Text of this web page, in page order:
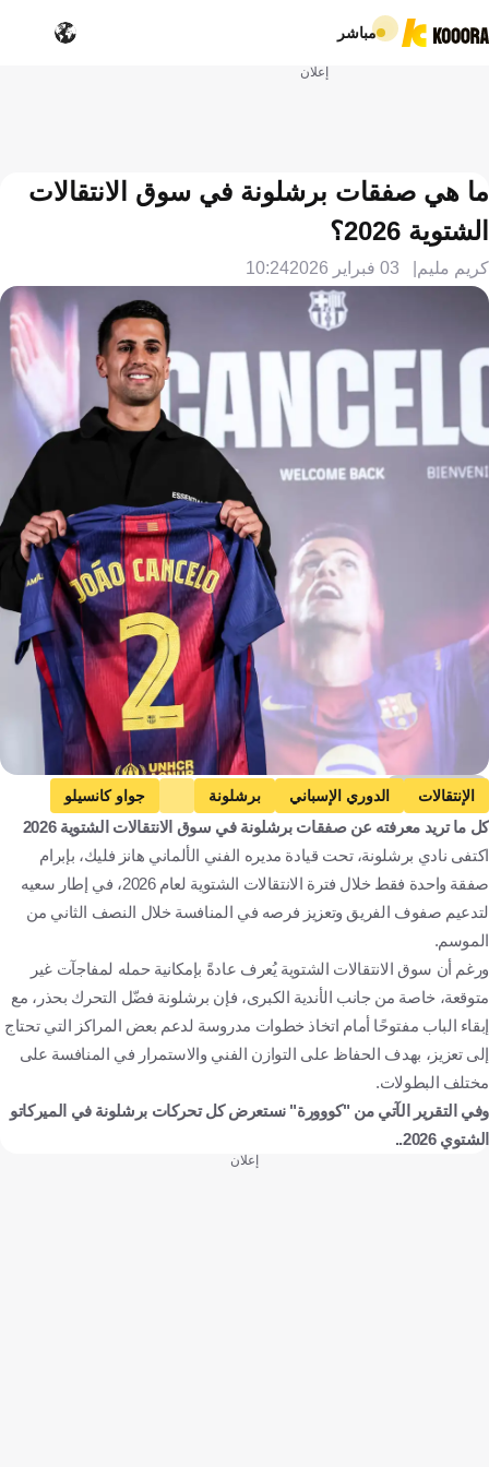
مباشر
إعلان
ما هي صفقات برشلونة في سوق الانتقالات
الشتوية 2026؟
كريم مليم 03 فبراير 2026 10:24
Getty Images
الإنتقالات الدوري الإسباني برشلونة
جواو كانسيلو
درو فرنانديز
مارك أندريه تير شتيجن إسبانيا
البرازيل
البرتغال
ألمانيا كرة قدم
كل ما تريد معرفته عن صفقات برشلونة في سوق الانتقالات الشتوية 2026
اكتفى نادي برشلونة، تحت قيادة مديره الفني الألماني هانز فليك، بإبرام
صفقة واحدة فقط خلال فترة الانتقالات الشتوية لعام 2026، في إطار سعيه
لتدعيم صفوف الفريق وتعزيز فرصه في المنافسة خلال النصف الثاني من
الموسم.
ورغم أن سوق الانتقالات الشتوية يُعرف عادةً بإمكانية حمله لمفاجآت غير
متوقعة، خاصة من جانب الأندية الكبرى، فإن برشلونة فضّل التحرك بحذر، مع
إبقاء الباب مفتوحًا أمام اتخاذ خطوات مدروسة لدعم بعض المراكز التي تحتاج
إلى تعزيز، بهدف الحفاظ على التوازن الفني والاستمرار في المنافسة على
مختلف البطولات.
وفي التقرير الآتي من "كووورة" نستعرض كل تحركات برشلونة في الميركاتو
الشتوي 2026..
إعلان